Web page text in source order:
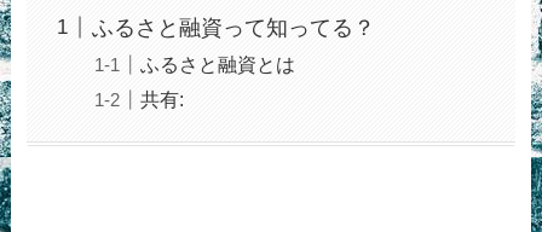
ふるさと融資って知ってる？
ふるさと融資とは
共有: